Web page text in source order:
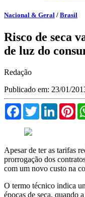
Nacional & Geral / Brasil
Risco de seca
de luz do
Redação
Publicado em: 23/01/
FacebookTwitter
Apesar de ter as tarifas
prorrogação dos
com um novo custo na
O termo técnico indica
épocas de seca, quando